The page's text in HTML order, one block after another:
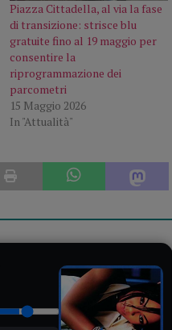
Piazza Cittadella, al via la fase
di transizione: strisce blu
gratuite fino al 19 maggio per
consentire la
riprogrammazione dei
parcometri
15 Maggio 2026
In "Attualità"